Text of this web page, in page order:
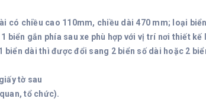
có chiều cao 110mm, chiều dài 470 mm; loại
gắn phía sau xe phù hợp với vị trí nơi thiết kế
dài thì được đổi sang 2 biển số dài hoặc 2
tờ sau
tổ chức).